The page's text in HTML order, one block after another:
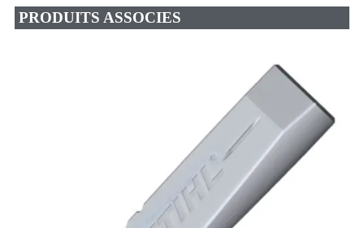
PRODUITS ASSOCIES